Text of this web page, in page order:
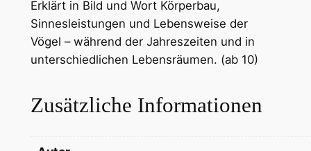
Erklärt in Bild und Wort Körperbau,
Sinnesleistungen und Lebensweise der
Vögel – während der Jahreszeiten und in
unterschiedlichen Lebensräumen. (ab 10)
Zusätzliche Informationen